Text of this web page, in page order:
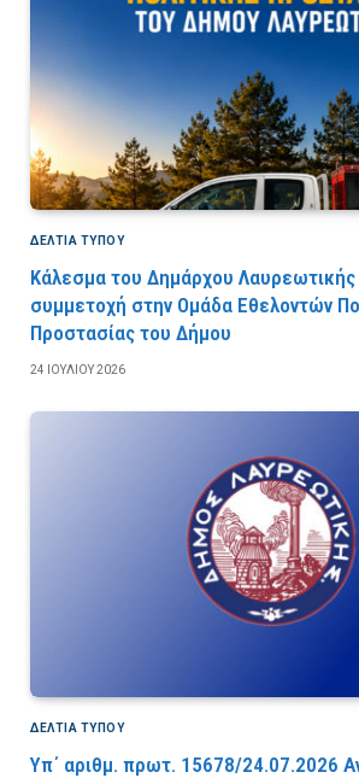
ΔΕΛΤΙΑ ΤΥΠΟΥ
Κάλεσμα του Δημάρχου Λαυρεωτικής
συμμετοχή στην Ομάδα Εθελοντών
Προστασίας του Δήμου
24 ΙΟΥΛΊΟΥ 2026
ΔΕΛΤΙΑ ΤΥΠΟΥ
Υπ΄ αριθμ. πρωτ. 15678/24.07.2026